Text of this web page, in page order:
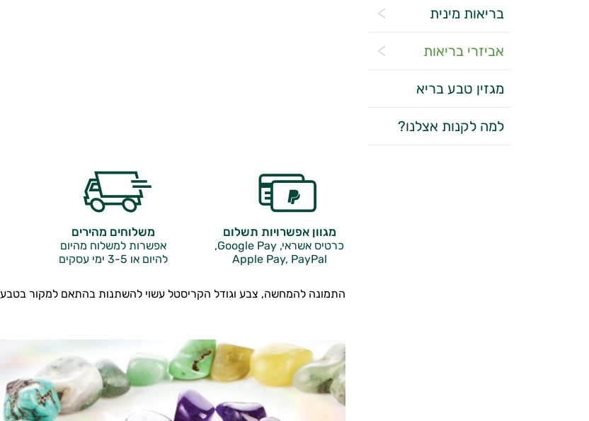
בריאות מינית
אביזרי בריאות
מגזין טבע בריא
למה לקנות אצלנו?
מגוון אפשרויות תשלום
כרטיס אשראי, Google Pay,
Apple Pay, PayPal
משלוחים מהירים
אפשרות למשלוח מהיום
להיום או 3-5 ימי עסקים
התמונה להמחשה, צבע וגודל הקריסטל עשוי להשתנות בהתאם למקור בטבע